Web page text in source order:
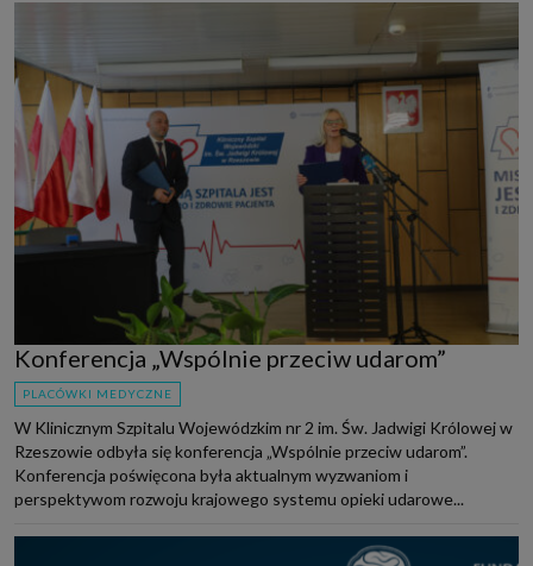
Konferencja „Wspólnie przeciw udarom”
PLACÓWKI MEDYCZNE
W Klinicznym Szpitalu Wojewódzkim nr 2 im. Św. Jadwigi Królowej w
Rzeszowie odbyła się konferencja „Wspólnie przeciw udarom”.
Konferencja poświęcona była aktualnym wyzwaniom i
perspektywom rozwoju krajowego systemu opieki udarowe...